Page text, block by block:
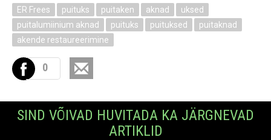
ER Frees puituks puitaken aknad
uksed
puitalumiinium aknad
puituks puituksed
puitaknad
akende restaureerimine
0
SIND VÕIVAD HUVITADA KA JÄRGNEVAD
ARTIKLID